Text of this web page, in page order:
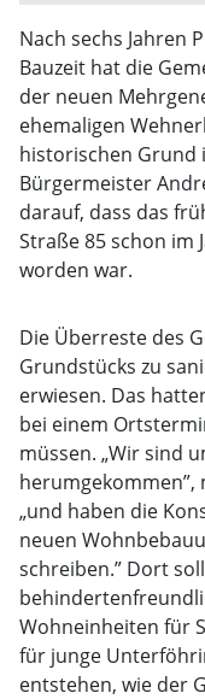
Nach sechs Jahren
Bauzeit hat die
der neuen
ehemaligen
historischen Grund
Bürgermeister
darauf, dass das
Straße 85 schon im
worden war.
Die Überreste des
Grundstücks zu
erwiesen. Das
bei einem
müssen. „Wir sind
„und haben die
neuen
schreiben.” Dort
Wohneinheiten für
für junge
entstehen, wie der